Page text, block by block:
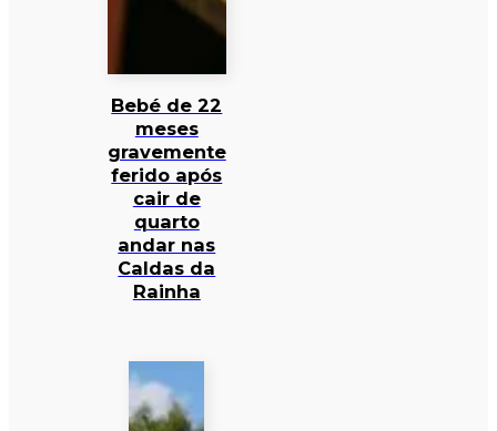
Bebé de 22
meses
gravemente
ferido após
cair de
quarto
andar nas
Caldas da
Rainha